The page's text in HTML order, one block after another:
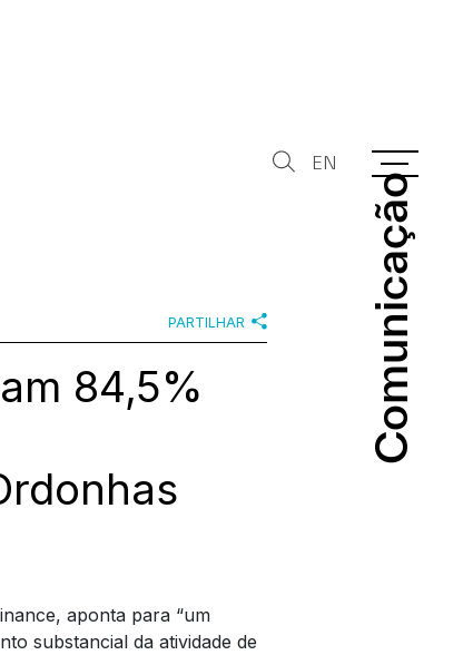
Comunicação
Comunicação
EN
PARTILHAR
84,5%
aponta para “um
substancial da atividade de